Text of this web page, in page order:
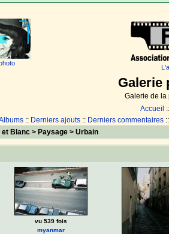
Galerie
Galerie de la
Accueil
:: Derniers ajouts :: Derniers commentaires
et Blanc> Paysage> Urbain
vu 539 fois
myanmar